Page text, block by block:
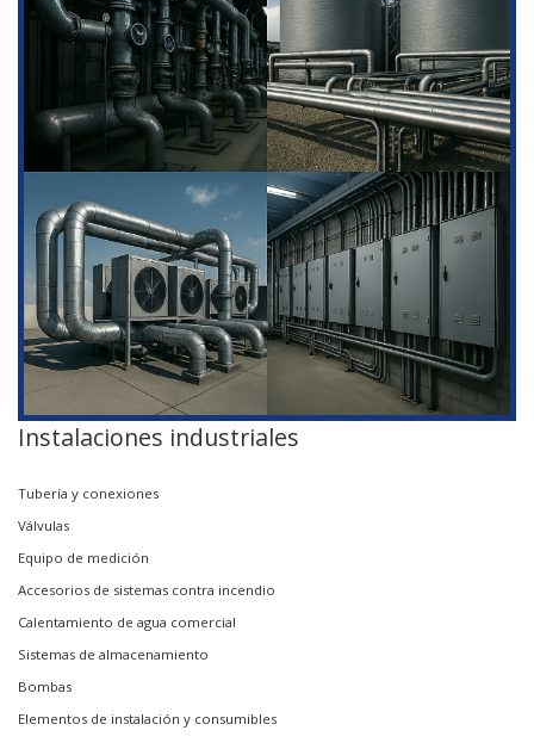
Instalaciones industriales
Tubería y conexiones
Válvulas
Equipo de medición
Accesorios de sistemas contra incendio
Calentamiento de agua comercial
Sistemas de almacenamiento
Bombas
Elementos de instalación y consumibles